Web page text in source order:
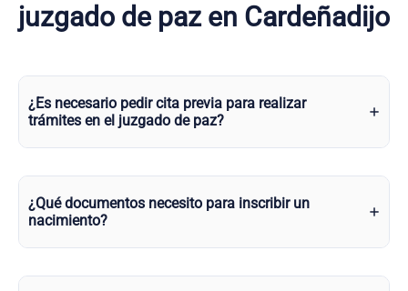
juzgado de paz en Cardeñadijo
¿Es necesario pedir cita previa para realizar
trámites en el juzgado de paz?
¿Qué documentos necesito para inscribir un
nacimiento?